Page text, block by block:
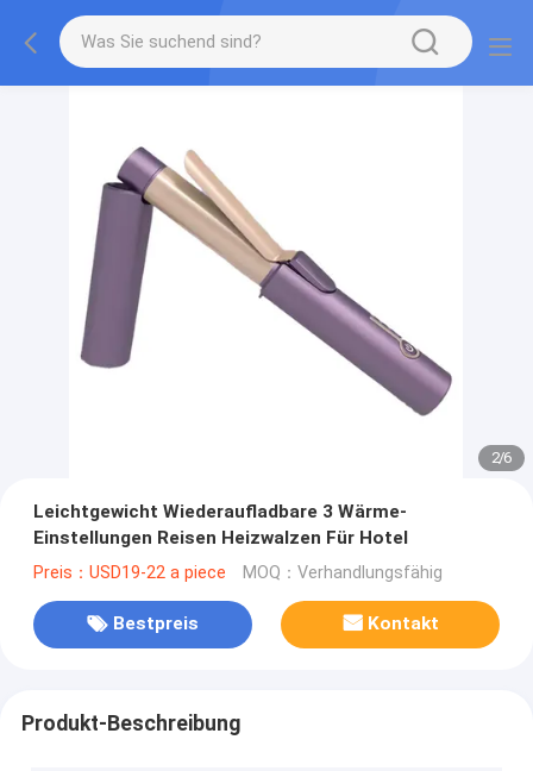
2/6
Leichtgewicht Wiederaufladbare 3 Wärme-
Einstellungen Reisen Heizwalzen Für Hotel
Preis：USD19-22 a piece MOQ：Verhandlungsfähig
Bestpreis Kontakt
Produkt-Beschreibung